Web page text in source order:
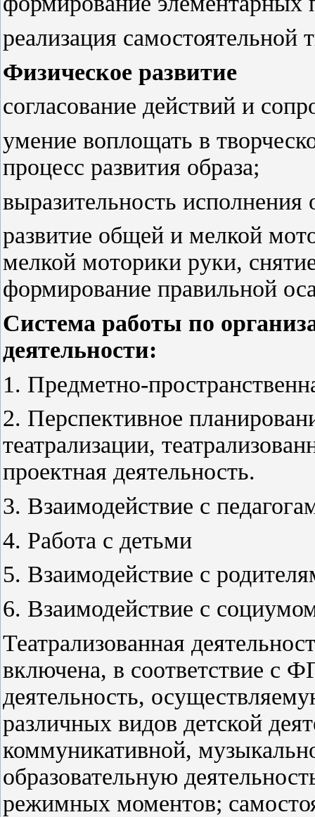
реализация самостоятельной
Физическое развитие
согласование действий и
умение воплощать в
процесс развития образа;
выразительность
развитие общей и мелкой
мелкой моторики руки,
формирование правильной
Система работы по
деятельности:
1. Предметно-
2. Перспективное
театрализации,
проектная деятельность.
3. Взаимодействие с
4. Работа с детьми
5. Взаимодействие с
6. Взаимодействие с
Театрализованная
включена, в соответствие с
деятельность,
различных видов детской
коммуникативной,
образовательную
режимных моментов;